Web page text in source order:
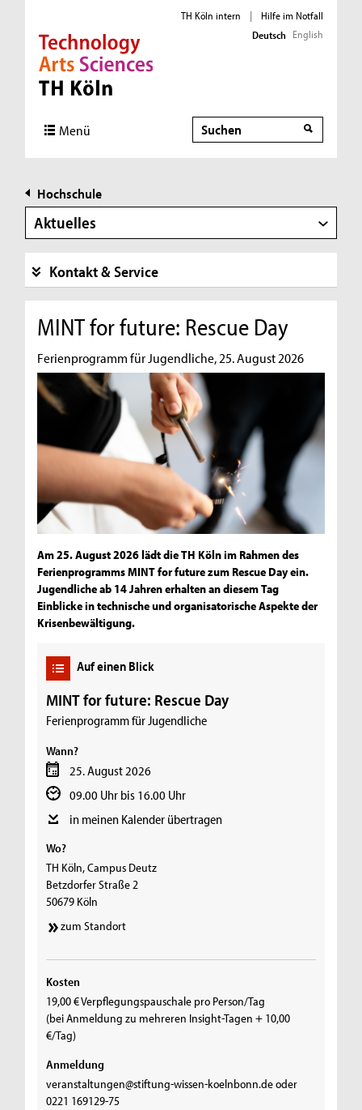
Direkt zur Hauptnavigation
Direkt zur Subnavigation
Direkt zum Inhalt
Direkt zum Fußbereich
TH Köln intern |
Hilfe im Notfall
Deutsch English
Menü Suche
Hochschule
Aktuelles
Kontakt & Service
MINT for future: Rescue Day
Ferienprogramm für Jugendliche, 25. August 2026
Am 25. August 2026 lädt die TH Köln im Rahmen des
Ferienprogramms MINT for future zum Rescue Day ein.
Jugendliche ab 14 Jahren erhalten an diesem Tag
Einblicke in technische und organisatorische Aspekte der
Krisenbewältigung.
Auf einen Blick
MINT for future: Rescue Day
Ferienprogramm für Jugendliche
Wann?
25. August 2026
09.00 Uhr bis 16.00 Uhr
in meinen Kalender übertragen
Wo?
TH Köln, Campus Deutz
Betzdorfer Straße 2
50679 Köln
zum Standort
Kosten
19,00 € Verpflegungspauschale pro Person/Tag
(bei Anmeldung zu mehreren Insight-Tagen + 10,00
€/Tag)
Anmeldung
veranstaltungen@stiftung-wissen-koelnbonn.de oder
0221 169129-75